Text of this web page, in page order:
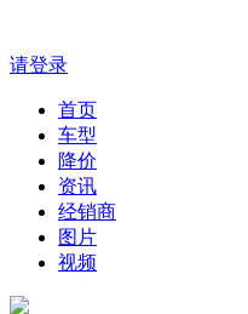
请登录
首页
车型
降价
资讯
经销商
图片
视频